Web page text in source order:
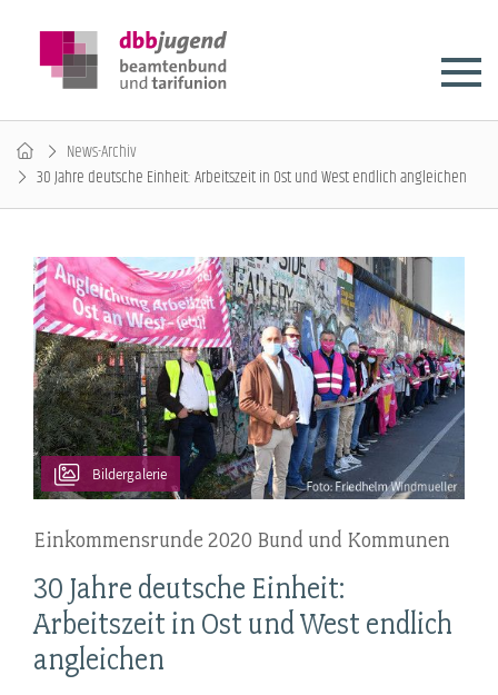
News-Archiv
30 Jahre deutsche Einheit: Arbeitszeit in Ost und West endlich angleichen
Bildergalerie
Einkommensrunde 2020 Bund und Kommunen
30 Jahre deutsche Einheit:
Arbeitszeit in Ost und West endlich
angleichen